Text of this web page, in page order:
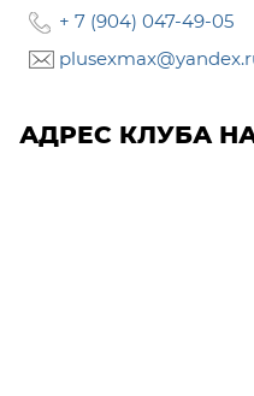
+ 7 (904) 047-49-05
АДРЕС КЛУБА